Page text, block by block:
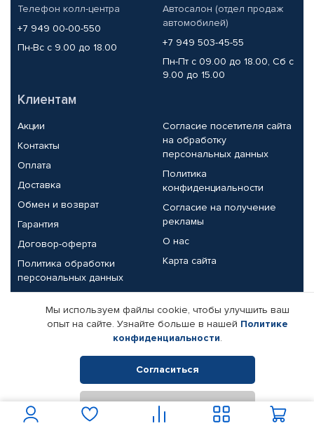
Телефон колл-центра
+7 949 00-00-550
Пн-Вс с 9.00 до 18.00
Автосалон (отдел продаж
автомобилей)
+7 949 503-45-55
Пн-Пт с 09.00 до 18.00, Сб с
9.00 до 15.00
Клиентам
Акции
Контакты
Оплата
Доставка
Обмен и возврат
Гарантия
Договор-оферта
Политика обработки
персональных данных
Согласие посетителя сайта
на обработку
персональных данных
Политика
конфиденциальности
Согласие на получение
рекламы
О нас
Карта сайта
Партнерам
Корпоративным клиентам
Поставщикам
Реквизиты компании
© КАМАЗ ЦЕНТР ДОНЕЦК, 2015-2026. Все права защищены.
Интернет-магазин автомобильных товаров Автопрофи.
Мы используем файлы cookie, чтобы улучшить ваш
опыт на сайте. Узнайте больше в нашей Политике
конфиденциальности.
Согласиться
Отклонить